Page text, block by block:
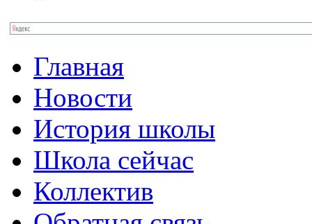
Главная
Новости
История школы
Школа сейчас
Коллектив